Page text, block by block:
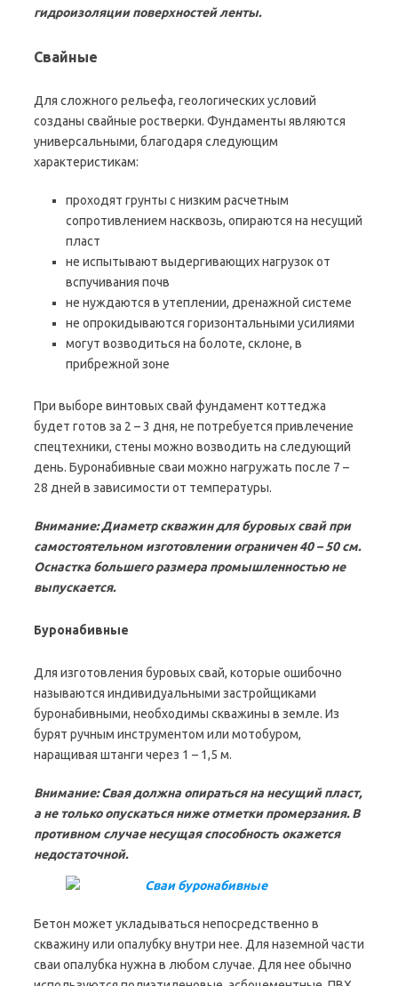
гидроизоляции поверхностей ленты.
Свайные
Для сложного рельефа, геологических условий
созданы свайные ростверки. Фундаменты являются
универсальными, благодаря следующим
характеристикам:
проходят грунты с низким расчетным
сопротивлением насквозь, опираются на несущий
пласт
не испытывают выдергивающих нагрузок от
вспучивания почв
не нуждаются в утеплении, дренажной системе
не опрокидываются горизонтальными усилиями
могут возводиться на болоте, склоне, в
прибрежной зоне
При выборе винтовых свай фундамент коттеджа
будет готов за 2 – 3 дня, не потребуется привлечение
спецтехники, стены можно возводить на следующий
день. Буронабивные сваи можно нагружать после 7 –
28 дней в зависимости от температуры.
Внимание: Диаметр скважин для буровых свай при
самостоятельном изготовлении ограничен 40 – 50 см.
Оснастка большего размера промышленностью не
выпускается.
Буронабивные
Для изготовления буровых свай, которые ошибочно
называются индивидуальными застройщиками
буронабивными, необходимы скважины в земле. Из
бурят ручным инструментом или мотобуром,
наращивая штанги через 1 – 1,5 м.
Внимание: Свая должна опираться на несущий пласт,
а не только опускаться ниже отметки промерзания. В
противном случае несущая способность окажется
недостаточной.
Бетон может укладываться непосредственно в
скважину или опалубку внутри нее. Для наземной части
сваи опалубка нужна в любом случае. Для нее обычно